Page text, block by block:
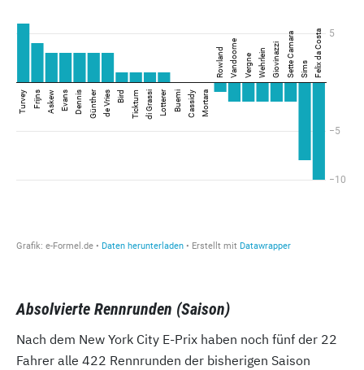
Absolvierte Rennrunden (Saison)
Nach dem New York City E-Prix haben noch fünf der 22
Fahrer alle 422 Rennrunden der bisherigen Saison